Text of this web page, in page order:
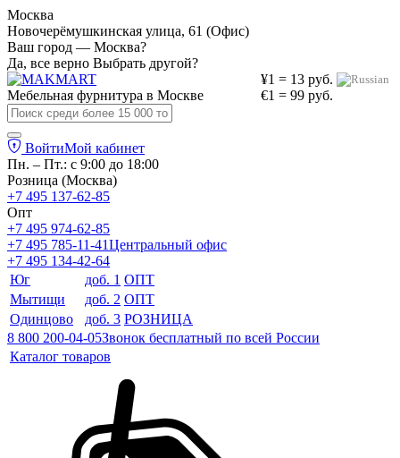
Москва
Новочерёмушкинская улица, 61 (Офис)
Ваш город — Москва?
Да, все верно Выбрать другой?
¥1 = 13 руб.
€1 = 99 руб.
Мебельная фурнитура в Москве
ВойтиМой кабинет
Пн. – Пт.: с 9:00 до 18:00
Розница (Москва)
+7 495 137-62-85
Опт
+7 495 974-62-85
+7 495 785-11-41Центральный офис
+7 495 134-42-64
Юг
доб. 1 ОПТ
Мытищи
доб. 2 ОПТ
Одинцово
доб. 3 РОЗНИЦА
8 800 200-04-05Звонок бесплатный по всей России
Каталог товаров